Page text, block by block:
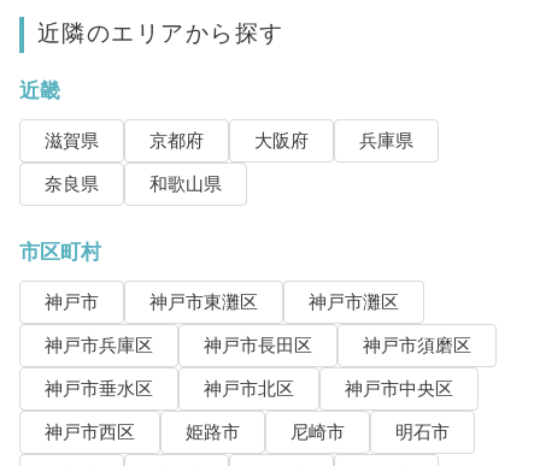
近隣のエリアから探す
近畿
滋賀県 京都府 大阪府
兵庫県
奈良県
和歌山県
市区町村
神戸市 神戸市東灘区
神戸市灘区
神戸市兵庫区
神戸市長田区
神戸市須磨区
神戸市垂水区
神戸市北区
神戸市中央区
神戸市西区
姫路市 尼崎市
明石市